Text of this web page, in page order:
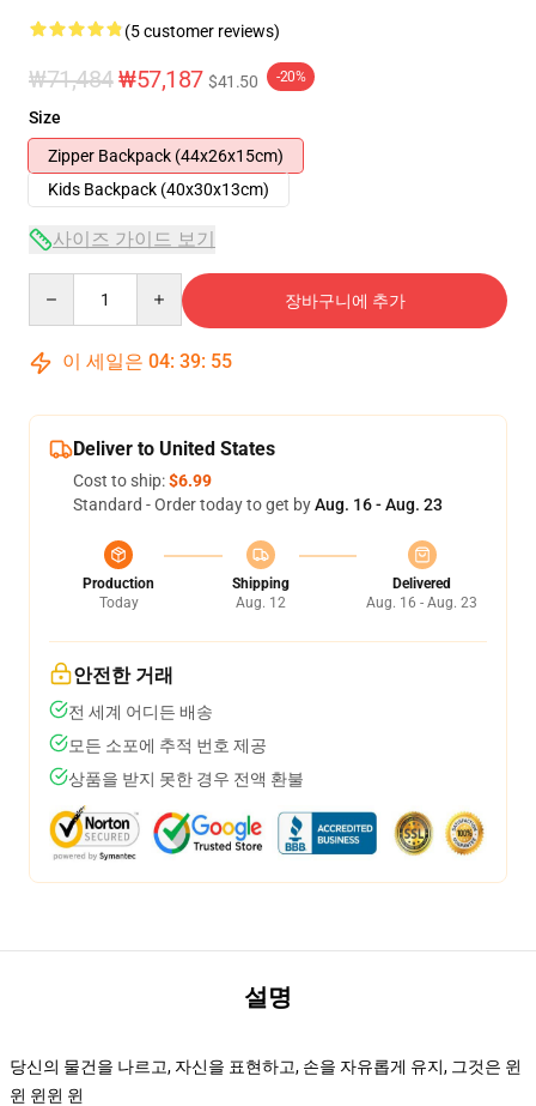
(5 customer reviews)
₩71,484₩57,187 $41.50 -20%
Size
Zipper Backpack (44x26x15cm)
Kids Backpack (40x30x13cm)
사이즈 가이드 보기
장바구니에 추가
이 세일은 04: 39: 54
Deliver to United States
Cost to ship:$6.99
Standard - Order today to get byAug. 16 - Aug. 23
Production
Today
Shipping
Aug. 12
Delivered
Aug. 16 - Aug. 23
안전한 거래
전 세계 어디든 배송
모든 소포에 추적 번호 제공
상품을 받지 못한 경우 전액 환불
설명
당신의 물건을 나르고, 자신을 표현하고, 손을 자유롭게 유지, 그것은 윈
윈 윈윈 윈